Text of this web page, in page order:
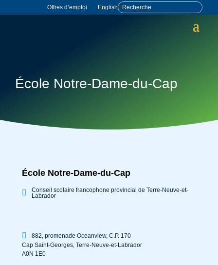
Offres d’emploi English
École Notre-Dame-du-Cap
École Notre-Dame-du-Cap
Conseil scolaire francophone provincial de Terre-Neuve-et-
Labrador
882, promenade Oceanview, C.P. 170
Cap Saint-Georges, Terre-Neuve-et-Labrador
A0N 1E0